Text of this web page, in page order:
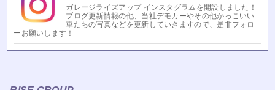
ガレージライズアップ インスタグラムを開設しました！
ブログ更新情報の他、当社デモカーやその他かっこいい
車たちの写真などを更新していきますので、是非フォロ
ーお願いします！